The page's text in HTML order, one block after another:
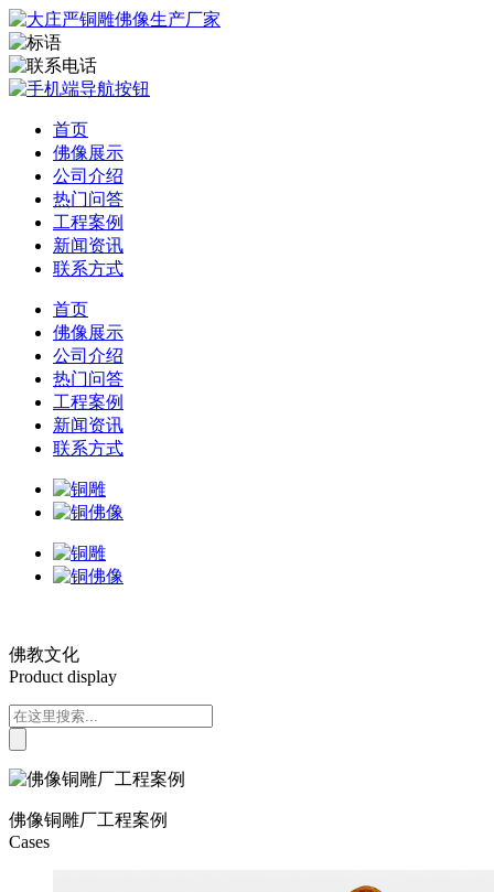
首页
佛像展示
公司介绍
热门问答
工程案例
新闻资讯
联系方式
首页
佛像展示
公司介绍
热门问答
工程案例
新闻资讯
联系方式
佛教文化
Product display
佛像铜雕厂工程案例
Cases